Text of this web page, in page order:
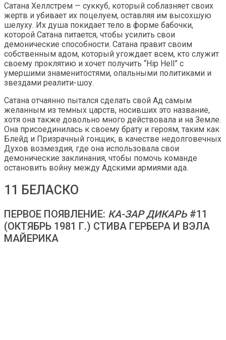
Сатана Хеллстрем — суккуб, который соблазняет своих
жертв и убивает их поцелуем, оставляя им высохшую
шелуху. Их душа покидает тело в форме бабочки,
которой Сатана питается, чтобы усилить свои
демонические способности. Сатана правит своим
собственным адом, который угождает всем, кто служит
своему проклятию и хочет получить “Hip Hell” с
умершими знаменитостями, опальными политиками и
звездами реалити-шоу.
Сатана отчаянно пытался сделать свой Ад самым
желанным из темных царств, носивших это название,
хотя она также довольно много действовала и на Земле.
Она присоединилась к своему брату и героям, таким как
Блейд и Призрачный гонщик, в качестве недолговечных
Духов возмездия, где она использовала свои
демонические заклинания, чтобы помочь команде
остановить войну между Адскими армиями ада.
11 БЕЛАСКО
ПЕРВОЕ ПОЯВЛЕНИЕ: КА-ЗАР ДИКАРЬ #11
(ОКТЯБРЬ 1981 Г.) СТИВА ГЕРБЕРА И ВЭЛА
МАЙЕРИКА